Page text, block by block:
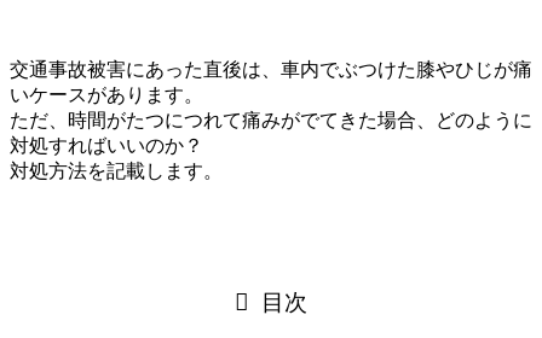
交通事故被害にあった直後は、車内でぶつけた膝やひじが痛
いケースがあります。
ただ、時間がたつにつれて痛みがでてきた場合、どのように
対処すればいいのか？
対処方法を記載します。
目次